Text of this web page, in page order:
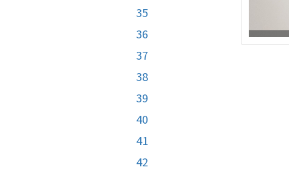
35
36
37
38
39
40
41
42